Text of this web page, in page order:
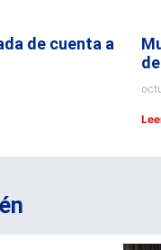
de cuenta a